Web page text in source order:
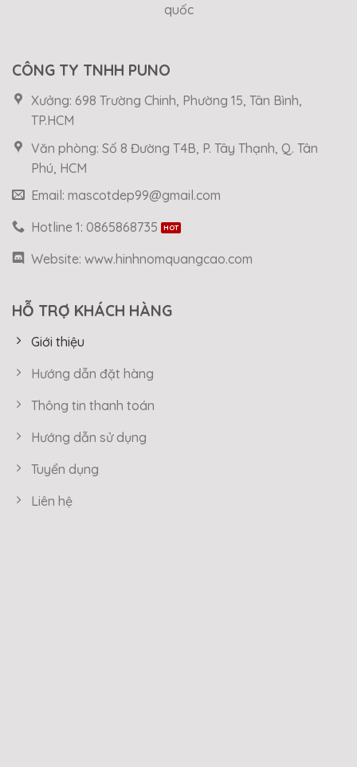
quốc
CÔNG TY TNHH PUNO
Xưởng: 698 Trường Chinh, Phường 15, Tân Bình,
TP.HCM
Văn phòng: Số 8 Đường T4B, P. Tây Thạnh, Q. Tân
Phú, HCM
Email: mascotdep99@gmail.com
Hotline 1: 0865868735
Website: www.hinhnomquangcao.com
HỖ TRỢ KHÁCH HÀNG
Giới thiệu
Hướng dẫn đặt hàng
Thông tin thanh toán
Hướng dẫn sử dụng
Tuyển dụng
Liên hệ